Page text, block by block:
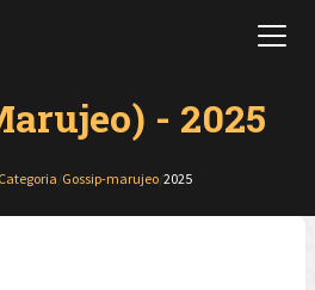
- 2025
Categoria Gossip-marujeo/ 2025